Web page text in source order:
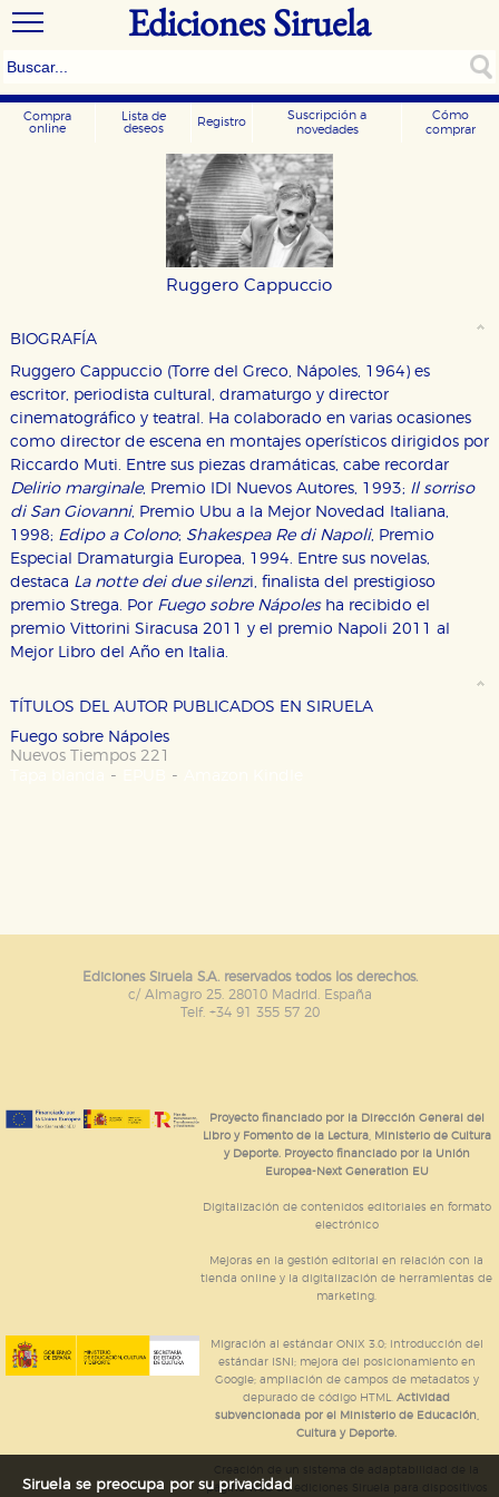
Ediciones Siruela
Compra
online
Lista de
deseos
Registro
Suscripción a
novedades
Cómo
comprar
Ruggero Cappuccio
BIOGRAFÍA
Ruggero Cappuccio (Torre del Greco, Nápoles, 1964) es
escritor, periodista cultural, dramaturgo y director
cinematográfico y teatral. Ha colaborado en varias ocasiones
como director de escena en montajes operísticos dirigidos por
Riccardo Muti. Entre sus piezas dramáticas, cabe recordar
Delirio marginale, Premio IDI Nuevos Autores, 1993; Il sorriso
di San Giovanni, Premio Ubu a la Mejor Novedad Italiana,
1998; Edipo a Colono; Shakespea Re di Napoli, Premio
Especial Dramaturgia Europea, 1994. Entre sus novelas,
destaca La notte dei due silenzi, finalista del prestigioso
premio Strega. PorFuego sobre Nápolesha recibido el
premio Vittorini Siracusa 2011 y el premio Napoli 2011 al
Mejor Libro del Año en Italia.
TÍTULOS DEL AUTOR PUBLICADOS EN SIRUELA
Fuego sobre Nápoles
Nuevos Tiempos 221
- -
Ediciones Siruela S.A. reservados todos los derechos.
c/ Almagro 25. 28010 Madrid. España
Telf. +34 91 355 57 20
Proyecto financiado por la Dirección General del
Libro y Fomento de la Lectura, Ministerio de Cultura
y Deporte. Proyecto financiado por la Unión
Europea-Next Generation EU
Digitalización de contenidos editoriales en formato
electrónico
Mejoras en la gestión editorial en relación con la
tienda online y la digitalización de herramientas de
marketing.
Migración al estándar ONIX 3.0; introducción del
estándar ISNI; mejora del posicionamiento en
Google; ampliación de campos de metadatos y
depurado de código HTML.Actividad
subvencionada por el Ministerio de Educación,
Cultura y Deporte.
página web de ediciones Siruela para dispositivos
Siruela se preocupa por su privacidad
CONFIGURACIÓN DE COOKIES
RECHAZAR TODO
Estas cookies son necesarias para que nuestro sitio
nuestro sistema. Es posible hacerlo desde el
navegador, pero en ese caso es posible que algunas
Estas cookies son gestionadas por nuestros socios
publicitarios y se utilizan para mostrar publicidad
relevante para sus intereses en otros sitios. No
GUARDAR CONFIGURACIÓN
política de cookies